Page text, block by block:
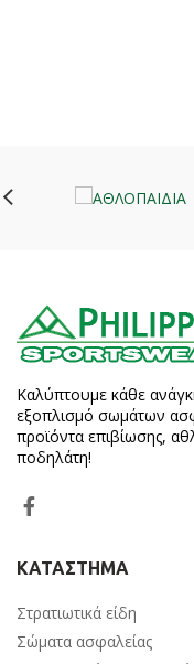
Καλύπτουμε κάθε
εξοπλισμό σωμάτων
προϊόντα επιβίωσης,
ποδηλάτη!
ΚΑΤΑΣΤΗΜΑ
Στρατιωτικά είδη
Σώματα ασφαλείας